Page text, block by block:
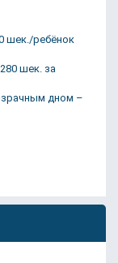
шек./ребёнок
шек. за
дном –